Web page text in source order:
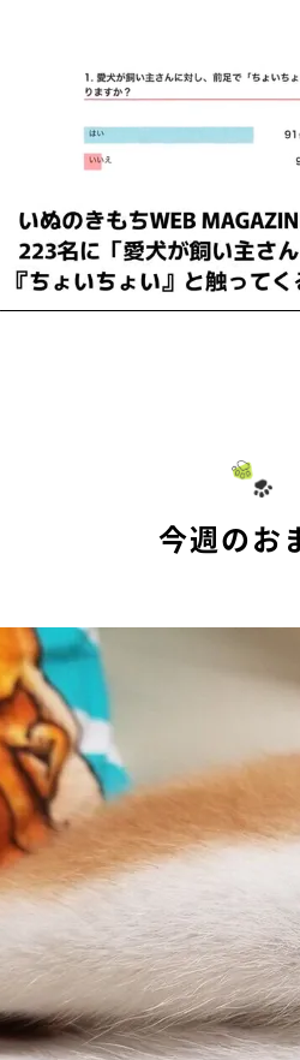
今週のお